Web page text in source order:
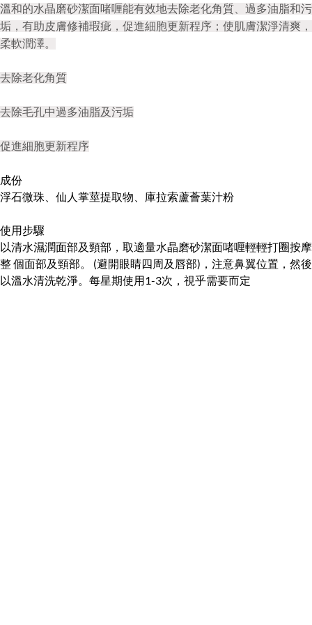
溫和的水晶磨砂潔面啫喱能有效地去除老化角質、過多油脂和污
垢，有助皮膚修補瑕疵，促進細胞更新程序；使肌膚潔淨清爽，
柔軟潤澤。
去除老化角質
去除毛孔中過多油脂及污垢
促進細胞更新程序
成份
浮石微珠、仙人掌莖提取物、庫拉索蘆薈葉汁粉
使用步驟
以清水濕潤面部及頸部，取適量水晶磨砂潔面啫喱輕輕打圈按摩
整 個面部及頸部。 (避開眼睛四周及唇部)，注意鼻翼位置，然後
以溫水清洗乾淨。每星期使用1-3次，視乎需要而定